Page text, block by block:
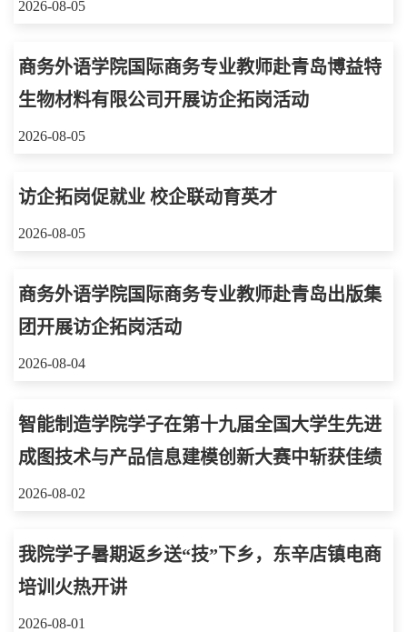
2026-08-05
商务外语学院国际商务专业教师赴青岛博益特
生物材料有限公司开展访企拓岗活动
2026-08-05
访企拓岗促就业 校企联动育英才
2026-08-05
商务外语学院国际商务专业教师赴青岛出版集
团开展访企拓岗活动
2026-08-04
智能制造学院学子在第十九届全国大学生先进
成图技术与产品信息建模创新大赛中斩获佳绩
2026-08-02
我院学子暑期返乡送“技”下乡，东辛店镇电商
培训火热开讲
2026-08-01